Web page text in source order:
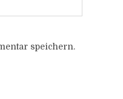
speichern.